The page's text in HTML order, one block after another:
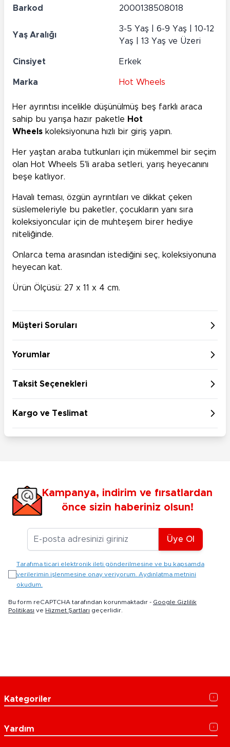
Barkod 2000138508018
Yaş Aralığı
3-5 Yaş | 6-9 Yaş | 10-12
Yaş | 13 Yaş ve Üzeri
Cinsiyet Erkek
Marka Hot Wheels
Her ayrıntısı incelikle düşünülmüş beş farklı araca
sahip bu yarışa hazır paketle Hot
Wheels koleksiyonuna hızlı bir giriş yapın.
Her yaştan araba tutkunları için mükemmel bir seçim
olan Hot Wheels 5'li araba setleri, yarış heyecanını
beşe katlıyor.
Havalı teması, özgün ayrıntıları ve dikkat çeken
süslemeleriyle bu paketler, çocukların yanı sıra
koleksiyoncular için de muhteşem birer hediye
niteliğinde.
Onlarca tema arasından istediğini seç, koleksiyonuna
heyecan kat.
Ürün Ölçüsü: 27 x 11 x 4 cm.
Müşteri Soruları
Yorumlar
Taksit Seçenekleri
Kargo ve Teslimat
Kampanya, indirim ve fırsatlardan
önce sizin haberiniz olsun!
E-posta Adresiniz
Üye Ol
Tarafıma ticari elektronik ileti gönderilmesine ve bu kapsamda
verilerimin işlenmesine onay veriyorum. Aydınlatma metnini
okudum.
Bu form reCAPTCHA tarafından korunmaktadır - Google Gizlilik
Politikası ve Hizmet Şartları geçerlidir.
Kategoriler
Yardım